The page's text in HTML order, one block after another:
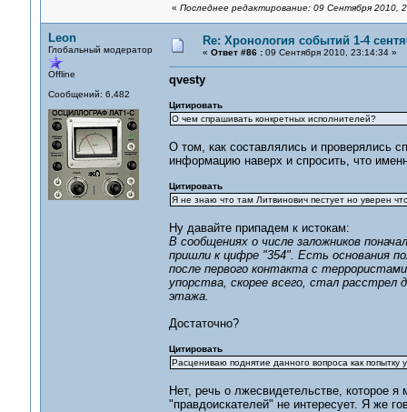
« Последнее редактирование: 09 Сентября 2010,
Leon
Глобальный модератор
Offline
Сообщений: 6,482
Re: Хронология событий 1-4
« Ответ #86 :09 Сентября 2010, 23:14:34 »
qvesty
Цитировать
О чем спрашивать конкретных исполнителей?
О том, как составлялись и проверялись
информацию наверх и спросить, что
Цитировать
Я не знаю что там Литвинович пестует но уверен
Ну давайте припадем к истокам:
В сообщениях о числе заложников
пришли к цифре "354". Есть основания
после первого контакта с
упорства, скорее всего, стал расстрел
этажа.
Достаточно?
Цитировать
Расцениваю поднятие данного вопроса как попытку
Нет, речь о лжесвидетельстве, которое
"правдоискателей" не интересует. Я же